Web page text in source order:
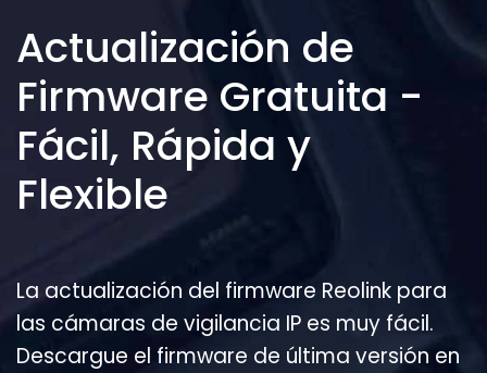
Actualización de
Firmware Gratuita -
Fácil, Rápida y
Flexible
La actualización del firmware Reolink para
las cámaras de vigilancia IP es muy fácil.
Descargue el firmware de última versión en